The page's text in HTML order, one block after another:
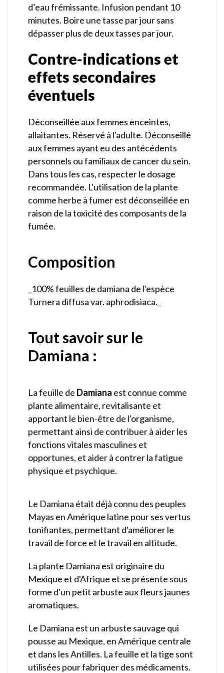
d’eau frémissante. Infusion pendant 10
minutes. Boire une tasse par jour sans
dépasser plus de deux tasses par jour.
Contre-indications et
effets secondaires
éventuels
Déconseillée aux femmes enceintes,
allaitantes. Réservé à l'adulte. Déconseillé
aux femmes ayant eu des antécédents
personnels ou familiaux de cancer du sein.
Dans tous les cas, respecter le dosage
recommandée. L'utilisation de la plante
comme herbe à fumer est déconseillée en
raison de la toxicité des composants de la
fumée.
Composition
_100% feuilles de damiana de l'espèce
Turnera diffusa var. aphrodisiaca._
Tout savoir sur le
Damiana :
La feuille de Damiana est connue comme
plante alimentaire, revitalisante et
apportant le bien-être de l'organisme,
permettant ainsi de contribuer à aider les
fonctions vitales masculines et
opportunes, et aider à contrer la fatigue
physique et psychique.
Le Damiana était déjà connu des peuples
Mayas en Amérique latine pour ses vertus
tonifiantes, permettant d'améliorer le
travail de force et le travail en altitude.
La plante Damiana est originaire du
Mexique et d'Afrique et se présente sous
forme d'un petit arbuste aux fleurs jaunes
aromatiques.
Le Damiana est un arbuste sauvage qui
pousse au Mexique, en Amérique centrale
et dans les Antilles. La feuille et la tige sont
utilisées pour fabriquer des médicaments.